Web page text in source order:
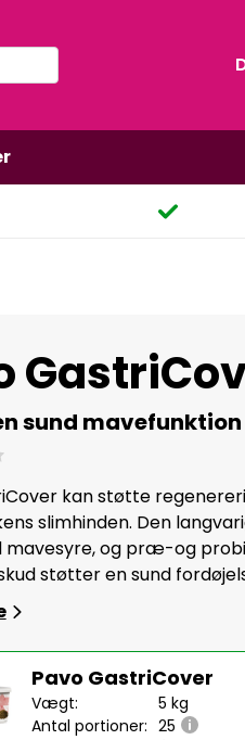
sund mavefunktion
kan støtte
slimhinden. Den
og præ-og
støtter en sund
Pavo GastriCover
Vægt:
5 kg
Antal portioner: 25